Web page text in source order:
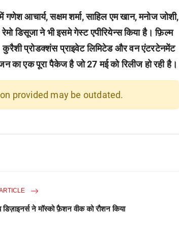
आचार्य, सक्षम शर्मा, साहिल एम खान, मनोज जोशी,
डिसूजा ने भी इसमे गेस्ट एपीरियेन्स किया है। फ़िल्म
प्रोडक्शंस प्राइवेट लिमिटेड और वन एंटरटेनमेंट
का एक पूरा पैकेज है जो 27 मई को रिलीज हो रही है।
provided may be outdated.
डिज़ाइनर्स ने मॉस्को फ़ैशन वीक को रौशन किया